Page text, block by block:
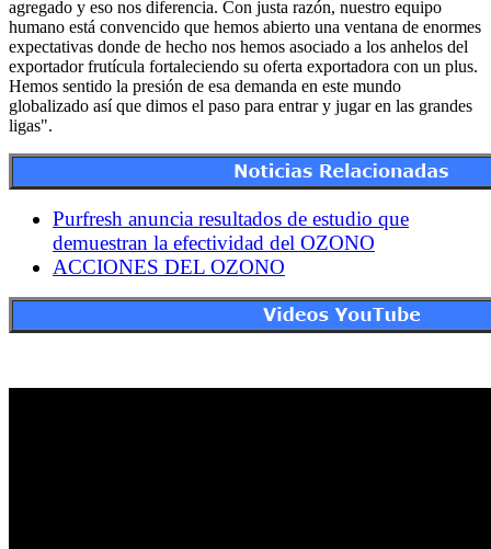
agregado y eso nos diferencia. Con justa razón, nuestro equipo
humano está convencido que hemos abierto una ventana de enormes
expectativas donde de hecho nos hemos asociado a los anhelos del
exportador frutícula fortaleciendo su oferta exportadora con un plus.
Hemos sentido la presión de esa demanda en este mundo
globalizado así que dimos el paso para entrar y jugar en las grandes
ligas".
Purfresh anuncia resultados de estudio que
demuestran la efectividad del OZONO
ACCIONES DEL OZONO